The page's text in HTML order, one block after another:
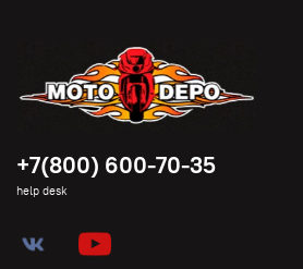
+7(800) 600-70-35
help desk